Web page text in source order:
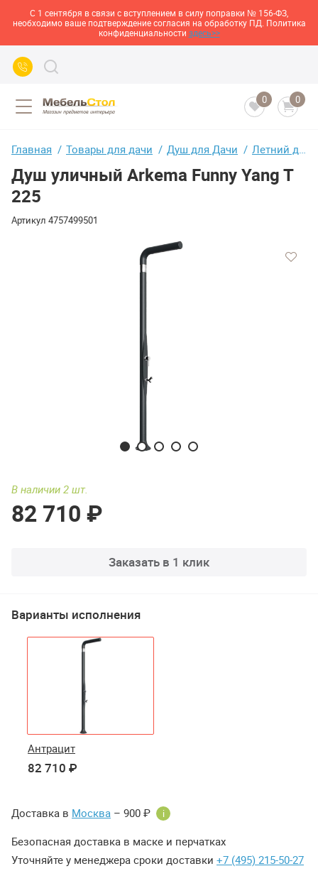
С 1 сентября в связи с вступлением в силу поправки № 156-ФЗ,
необходимо ваше подтверждение согласия на обработку ПД. Политика
конфиденциальности здесь>>
0 0
Главная Товары для дачи Душ для Дачи Летний душ для дачи
Душ уличный Arkema Funny Yang T
225
Артикул 4757499501
В наличии 2 шт.
82 710 ₽
Заказать в 1 клик
Варианты исполнения
Антрацит
82 710 ₽
Доставка в Москва – 900 ₽ i
Безопасная доставка в маске и перчатках
Уточняйте у менеджера сроки доставки +7 (495) 215-50-27